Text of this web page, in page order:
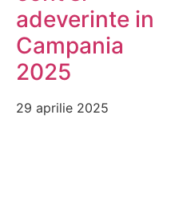
adeverinte in
Campania
2025
29 aprilie 2025